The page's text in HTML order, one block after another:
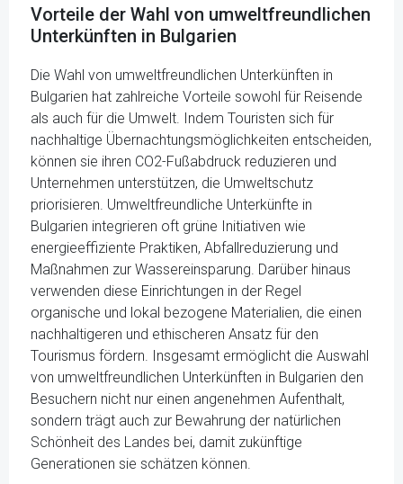
Vorteile der Wahl von umweltfreundlichen
Unterkünften in Bulgarien
Die Wahl von umweltfreundlichen Unterkünften in
Bulgarien hat zahlreiche Vorteile sowohl für Reisende
als auch für die Umwelt. Indem Touristen sich für
nachhaltige Übernachtungsmöglichkeiten entscheiden,
können sie ihren CO2-Fußabdruck reduzieren und
Unternehmen unterstützen, die Umweltschutz
priorisieren. Umweltfreundliche Unterkünfte in
Bulgarien integrieren oft grüne Initiativen wie
energieeffiziente Praktiken, Abfallreduzierung und
Maßnahmen zur Wassereinsparung. Darüber hinaus
verwenden diese Einrichtungen in der Regel
organische und lokal bezogene Materialien, die einen
nachhaltigeren und ethischeren Ansatz für den
Tourismus fördern. Insgesamt ermöglicht die Auswahl
von umweltfreundlichen Unterkünften in Bulgarien den
Besuchern nicht nur einen angenehmen Aufenthalt,
sondern trägt auch zur Bewahrung der natürlichen
Schönheit des Landes bei, damit zukünftige
Generationen sie schätzen können.